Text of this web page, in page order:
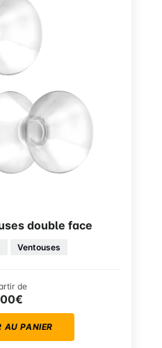
double face
Ventouses
de
AU PANIER